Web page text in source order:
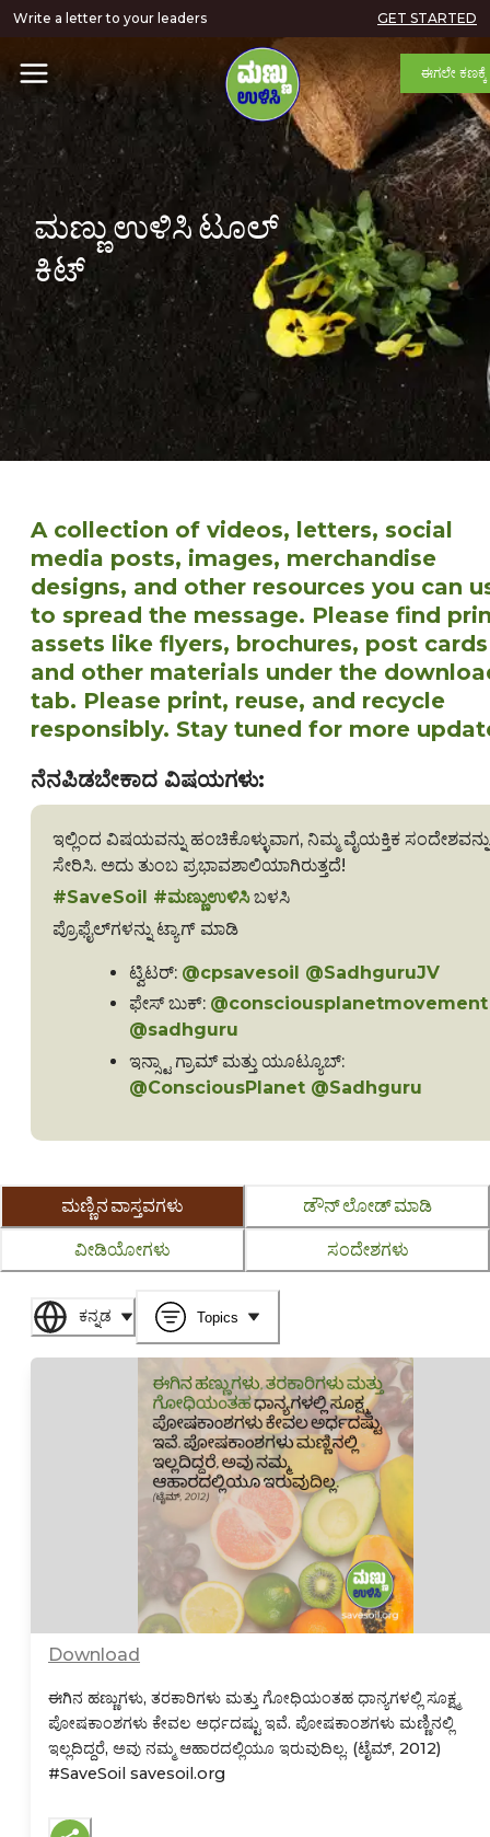
Write a letter to your leaders GET STARTED
ಈಗಲೇ ಕಣಕ್ಕೆ
ಮಣ್ಣು ಉಳಿಸಿ ಟೂಲ್
ಕಿಟ್
A collection of videos, letters, social
media posts, images, merchandise
designs, and other resources you can
to spread the message. Please find
assets like flyers, brochures, post cards
and other materials under the
tab. Please print, reuse, and recycle
responsibly. Stay tuned for more
ನೆನಪಿಡಬೇಕಾದ ವಿಷಯಗಳು:
ಇಲ್ಲಿಂದ ವಿಷಯವನ್ನು ಹಂಚಿಕೊಳ್ಳುವಾಗ, ನಿಮ್ಮ ವೈಯಕ್ತಿಕ ಸಂದೇಶವನ್ನು
ಸೇರಿಸಿ. ಅದು ತುಂಬ ಪ್ರಭಾವಶಾಲಿಯಾಗಿರುತ್ತದೆ!
#SaveSoil #ಮಣ್ಣುಉಳಿಸಿಬಳಸಿ
ಪ್ರೊಫೈಲ್‌ಗಳನ್ನು ಟ್ಯಾಗ್ ಮಾಡಿ
ಟ್ವಿಟರ್: @cpsavesoil @SadhguruJV
ಫೇಸ್ ಬುಕ್: @consciousplanetmovement
@sadhguru
ಇನ್ಸ್ಟಾ ಗ್ರಾಮ್ ಮತ್ತು ಯೂಟ್ಯೂಬ್:
@ConsciousPlanet @Sadhguru
ಮಣ್ಣಿನ ವಾಸ್ತವಗಳು ಡೌನ್ ಲೋಡ್ ಮಾಡಿ
ವೀಡಿಯೋಗಳು ಸಂದೇಶಗಳು
ಕನ್ನಡ Topics
ಈಗಿನ ಹಣ್ಣುಗಳು, ತರಕಾರಿಗಳು ಮತ್ತು ಗೋಧಿಯಂತಹ ಧಾನ್ಯಗಳಲ್ಲಿ ಸೂಕ್ಷ್ಮ
ಪೋಷಕಾಂಶಗಳು ಕೇವಲ ಅರ್ಧದಷ್ಟು ಇವೆ. ಪೋಷಕಾಂಶಗಳು ಮಣ್ಣಿನಲ್ಲಿ
ಇಲ್ಲದಿದ್ದರೆ, ಅವು ನಮ್ಮ ಆಹಾರದಲ್ಲಿಯೂ ಇರುವುದಿಲ್ಲ. (ಟೈಮ್, 2012)
#SaveSoil savesoil.org
Download